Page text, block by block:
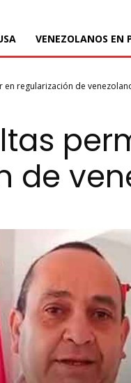
VENEZOLANOS EN
regularización de
de